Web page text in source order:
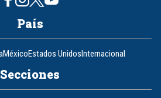
País
MéxicoEstados UnidosInternacional
Secciones